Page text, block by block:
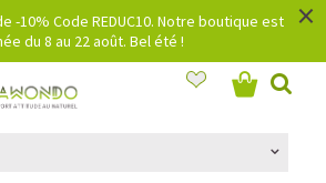
-10% Code REDUC10. Notre boutique est
du 8 au 22 août. Bel été !
×